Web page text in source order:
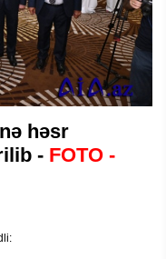
həsr
- FOTO -